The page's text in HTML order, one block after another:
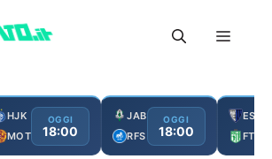
Menu
HJK
MOT
OGGI
18:00
JAB
RFS
OGGI
18:00
ESC
FTA